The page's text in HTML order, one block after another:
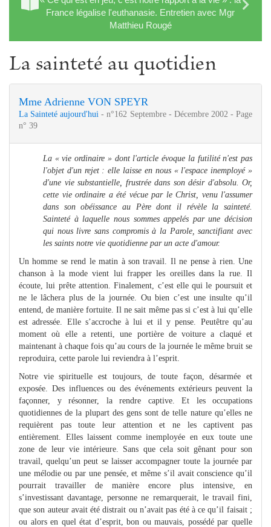
France légalise l'euthanasie. Entretien avec Mgr
Matthieu Rougé
La sainteté au quotidien
Mme Adrienne VON SPEYR
La Sainteté aujourd'hui- n°162 Septembre - Décembre 2002 - Page
n° 39
La « vie ordinaire » dont l'article évoque la futilité n'est pas
l'objet d'un rejet : elle laisse en nous « l'espace inemployé »
d'une vie substantielle, frustrée dans son désir d'absolu. Or,
cette vie ordinaire a été vécue par le Christ, venu l'assumer
dans son obéissance au Père dont il révèle la sainteté.
Sainteté à laquelle nous sommes appelés par une décision
qui nous livre sans compromis à la Parole, sanctifiant avec
les saints notre vie quotidienne par un acte d'amour.
Un homme se rend le matin à son travail. Il ne pense à rien. Une
chanson à la mode vient lui frapper les oreilles dans la rue. Il
écoute, lui prête attention. Finalement, c’est elle qui le poursuit et
ne le lâchera plus de la journée. Ou bien c’est une insulte qu’il
entend, de manière fortuite. Il ne sait même pas si c’est à lui qu’elle
est adressée. Elle s’accroche à lui et il y pense. Peutêtre qu’au
moment où elle a retenti, une portière de voiture a claqué et
maintenant à chaque fois qu’au cours de la journée le même bruit se
reproduira, cette parole lui reviendra à l’esprit.
Notre vie spirituelle est toujours, de toute façon, désarmée et
exposée. Des influences ou des événements extérieurs peuvent la
façonner, y résonner, la rendre captive. Et les occupations
quotidiennes de la plupart des gens sont de telle nature qu’elles ne
requièrent pas toute leur attention et ne les captivent pas
entièrement. Elles laissent comme inemployée en eux toute une
zone de leur vie intérieure. Sans que cela soit gênant pour son
travail, quelqu’un peut se laisser accompagner toute la journée par
une mélodie ou par une pensée, et même s’il avait conscience qu’il
pourrait travailler de manière encore plus intensive, en
s’investissant davantage, personne ne remarquerait, le travail fini,
que son auteur avait été distrait ou n’avait pas été à ce qu’il faisait ;
ou alors en quel état d’esprit, bon ou mauvais, possédé par quelle